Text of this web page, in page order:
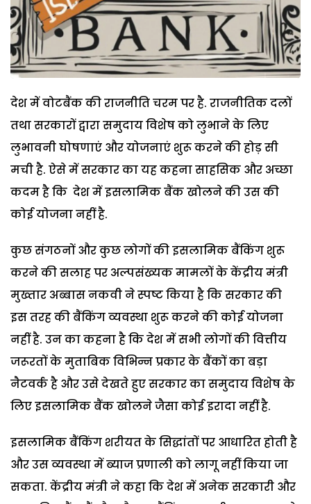
देश में वोटबैंक की राजनीति चरम पर है. राजनीतिक दलों
तथा सरकारों द्वारा समुदाय विशेष को लुभाने के लिए
लुभावनी घोषणाएं और योजनाएं शुरू करने की होड़ सी
मची है. ऐसे में सरकार का यह कहना साहसिक और अच्छा
कदम है कि देश में इसलामिक बैंक खोलने की उस की
कोई योजना नहीं है.
कुछ संगठनों और कुछ लोगों की इसलामिक बैंकिंग शुरू
करने की सलाह पर अल्पसंख्यक मामलों के केंद्रीय मंत्री
मुख्तार अब्बास नकवी ने स्पष्ट किया है कि सरकार की
इस तरह की बैंकिंग व्यवस्था शुरू करने की कोई योजना
नहीं है. उन का कहना है कि देश में सभी लोगों की वित्तीय
जरूरतों के मुताबिक विभिन्न प्रकार के बैंकों का बड़ा
नैटवर्क है और उसे देखते हुए सरकार का समुदाय विशेष के
लिए इसलामिक बैंक खोलने जैसा कोई इरादा नहीं है.
इसलामिक बैंकिंग शरीयत के सिद्धांतों पर आधारित होती है
और उस व्यवस्था में ब्याज प्रणाली को लागू नहीं किया जा
सकता. केंद्रीय मंत्री ने कहा कि देश में अनेक सरकारी और